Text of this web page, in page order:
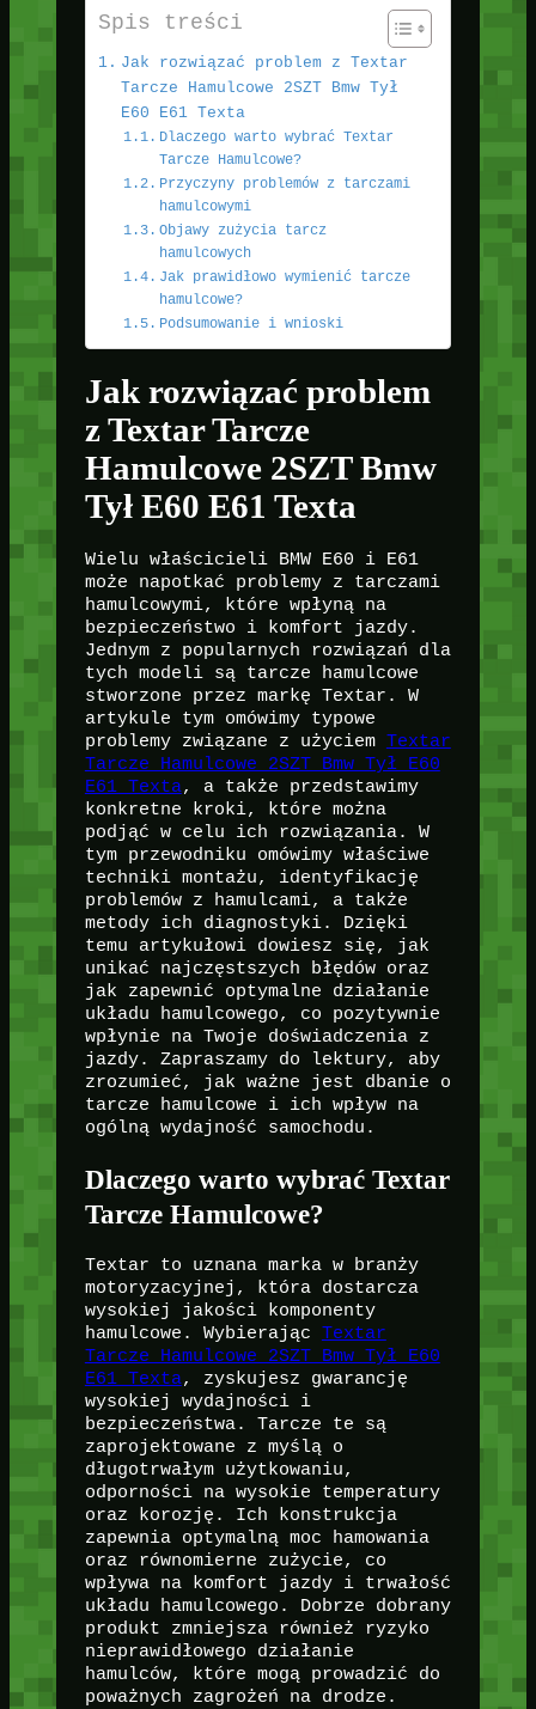
Spis treści
Jak rozwiązać problem z Textar
Tarcze Hamulcowe 2SZT Bmw Tył
E60 E61 Texta
Dlaczego warto wybrać Textar
Tarcze Hamulcowe?
Przyczyny problemów z tarczami
hamulcowymi
Objawy zużycia tarcz
hamulcowych
Jak prawidłowo wymienić tarcze
hamulcowe?
Podsumowanie i wnioski
Jak rozwiązać problem
z Textar Tarcze
Hamulcowe 2SZT Bmw
Tył E60 E61 Texta
Wielu właścicieli BMW E60 i E61
może napotkać problemy z tarczami
hamulcowymi, które wpłyną na
bezpieczeństwo i komfort jazdy.
Jednym z popularnych rozwiązań dla
tych modeli są tarcze hamulcowe
stworzone przez markę Textar. W
artykule tym omówimy typowe
problemy związane z użyciem Textar
Tarcze Hamulcowe 2SZT Bmw Tył E60
E61 Texta, a także przedstawimy
konkretne kroki, które można
podjąć w celu ich rozwiązania. W
tym przewodniku omówimy właściwe
techniki montażu, identyfikację
problemów z hamulcami, a także
metody ich diagnostyki. Dzięki
temu artykułowi dowiesz się, jak
unikać najczęstszych błędów oraz
jak zapewnić optymalne działanie
układu hamulcowego, co pozytywnie
wpłynie na Twoje doświadczenia z
jazdy. Zapraszamy do lektury, aby
zrozumieć, jak ważne jest dbanie o
tarcze hamulcowe i ich wpływ na
ogólną wydajność samochodu.
Dlaczego warto wybrać Textar
Tarcze Hamulcowe?
Textar to uznana marka w branży
motoryzacyjnej, która dostarcza
wysokiej jakości komponenty
hamulcowe. Wybierając Textar
Tarcze Hamulcowe 2SZT Bmw Tył E60
E61 Texta, zyskujesz gwarancję
wysokiej wydajności i
bezpieczeństwa. Tarcze te są
zaprojektowane z myślą o
długotrwałym użytkowaniu,
odporności na wysokie temperatury
oraz korozję. Ich konstrukcja
zapewnia optymalną moc hamowania
oraz równomierne zużycie, co
wpływa na komfort jazdy i trwałość
układu hamulcowego. Dobrze dobrany
produkt zmniejsza również ryzyko
nieprawidłowego działanie
hamulców, które mogą prowadzić do
poważnych zagrożeń na drodze.